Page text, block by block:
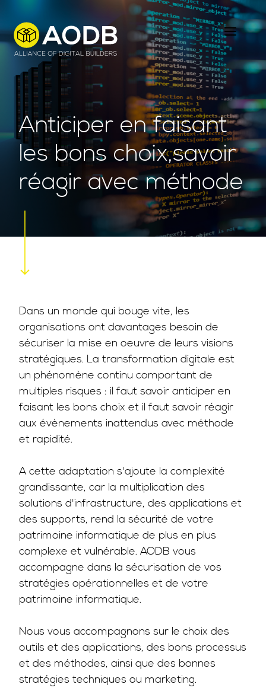
Skip
main
content
Anticiper en faisant
les bons choix,savoir
réagir avec méthode
Dans un monde qui bouge vite, les
organisations ont davantages besoin de
sécuriser la mise en oeuvre de leurs visions
stratégiques. La transformation digitale est
un phénomène continu comportant de
multiples risques : il faut savoir anticiper en
faisant les bons choix et il faut savoir réagir
aux évènements inattendus avec méthode
et rapidité.
A cette adaptation s'ajoute la complexité
grandissante, car la multiplication des
solutions d'infrastructure, des applications et
des supports, rend la sécurité de votre
patrimoine informatique de plus en plus
complexe et vulnérable. AODB vous
accompagne dans la sécurisation de vos
stratégies opérationnelles et de votre
patrimoine informatique.
Nous vous accompagnons sur le choix des
outils et des applications, des bons processus
et des méthodes, ainsi que des bonnes
stratégies techniques ou marketing.